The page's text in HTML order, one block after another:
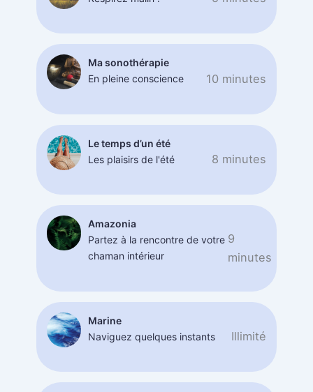
Ma sonothérapie
En pleine conscience
10 minutes
Le temps d’un été
Les plaisirs de l'été
8 minutes
Amazonia
Partez à la rencontre de votre
chaman intérieur
9
minutes
Marine
Naviguez quelques instants
Illimité